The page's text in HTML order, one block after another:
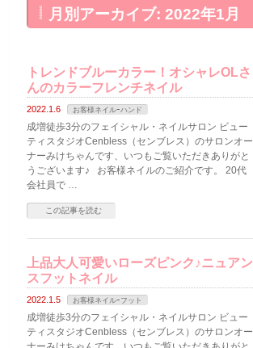
月別アーカイブ: 2022年1月
トレンドブルーカラー！オシャレOLさ
んのカラーフレンチネイル
2022.1.6 お客様ネイルｰハンド
成増徒歩3分のフェイシャル・ネイルサロン ビュー
ティスタジオCenbless（センブレス）のサロンオー
ナーみけちゃんです、いつもご覧いただきありがと
うございます♪ お客様ネイルのご紹介です。 20代
会社員で …
この記事を読む
上品大人可愛いローズピンク♪ニュアン
スフットネイル
2022.1.5 お客様ネイルｰフット
成増徒歩3分のフェイシャル・ネイルサロン ビュー
ティスタジオCenbless（センブレス）のサロンオー